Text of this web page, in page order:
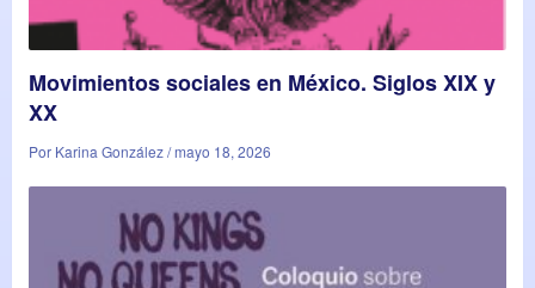
Movimientos sociales en México. Siglos XIX y
XX
Por Karina González / mayo 18, 2026